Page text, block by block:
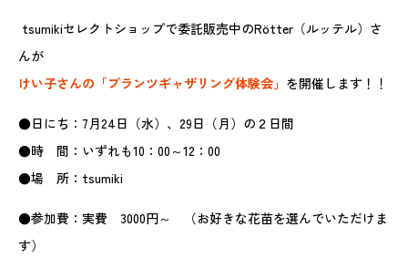
tsumikiセレクトショップで委託販売中のRötter（ルッテル）さ
んが
けい子さんの「プランツギャザリング体験会」 を開催します！！
●日にち：7月24日（水）、29日（月）の２日間
●時 間：いずれも10：00～12：00
●場 所：tsumiki
●参加費：実費 3000円～ （お好きな花苗を選んでいただけま
す）